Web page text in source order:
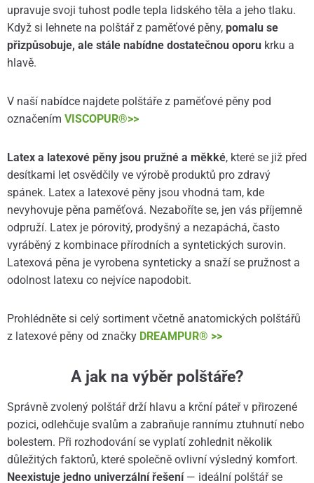
upravuje svoji tuhost podle tepla lidského těla a jeho tlaku.
Když si lehnete na polštář z paměťové pěny, pomalu se
přizpůsobuje, ale stále nabídne dostatečnou oporu krku a
hlavě.
V naší nabídce najdete polštáře z paměťové pěny pod
označením VISCOPUR®>>
Latex a latexové pěny jsou pružné a měkké, které se již před
desítkami let osvědčily ve výrobě produktů pro zdravý
spánek. Latex a latexové pěny jsou vhodná tam, kde
nevyhovuje pěna paměťová. Nezaboříte se, jen vás příjemně
odpruží. Latex je pórovitý, prodyšný a nezapáchá, často
vyráběný z kombinace přírodních a syntetických surovin.
Latexová pěna je vyrobena synteticky a snaží se pružnost a
odolnost latexu co nejvíce napodobit.
Prohlédněte si celý sortiment včetně anatomických polštářů
z latexové pěny od značky DREAMPUR® >>
A jak na výběr polštáře?
Správně zvolený polštář drží hlavu a krční páteř v přirozené
pozici, odlehčuje svalům a zabraňuje rannímu ztuhnutí nebo
bolestem. Při rozhodování se vyplatí zohlednit několik
důležitých faktorů, které společně ovlivní výsledný komfort.
Neexistuje jedno univerzální řešení— ideální polštář se